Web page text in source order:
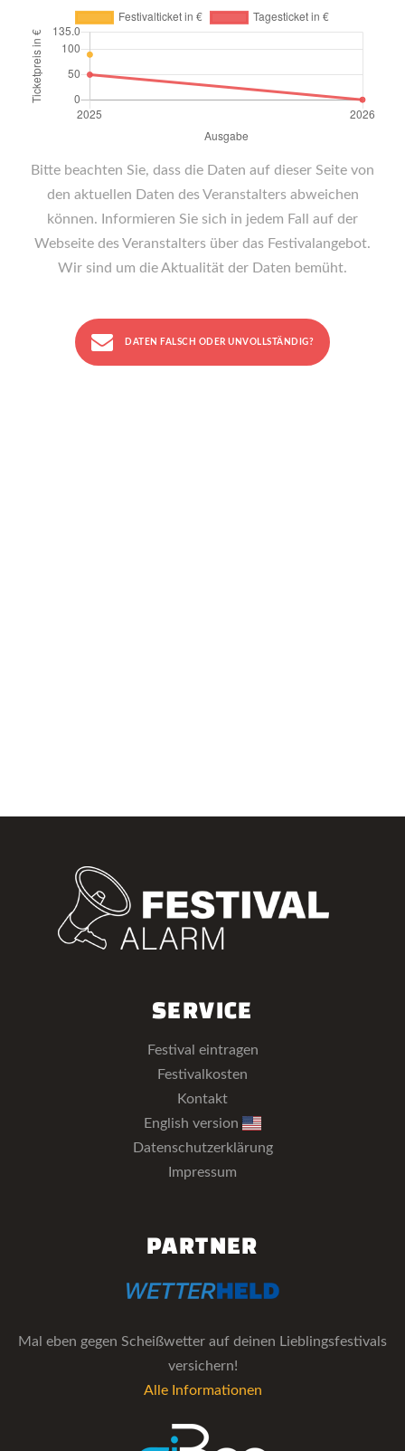
Bitte beachten Sie, dass die Daten auf dieser Seite von
den aktuellen Daten des Veranstalters abweichen
können. Informieren Sie sich in jedem Fall auf der
Webseite des Veranstalters über das Festivalangebot.
Wir sind um die Aktualität der Daten bemüht.
DATEN FALSCH ODER UNVOLLSTÄNDIG?
SERVICE
Festival eintragen
Festivalkosten
Kontakt
English version
Datenschutzerklärung
Impressum
PARTNER
Mal eben gegen Scheißwetter auf deinen Lieblingsfestivals
versichern!
Alle Informationen